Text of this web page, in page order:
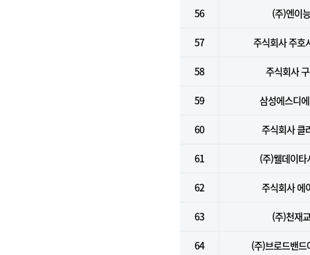
56 (주)엔이
57 주식회사 주호
58 주식회사
59 삼성에스디
60 주식회사 클
61 (주)웰데이타
62 주식회사 에
63 (주)천재
64 (주)브로드밴드